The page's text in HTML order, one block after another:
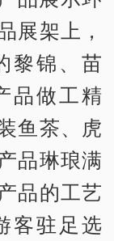
展架上，
黎锦、苗
品做工精
鱼茶、虎
品琳琅满
品的工艺
客驻足选